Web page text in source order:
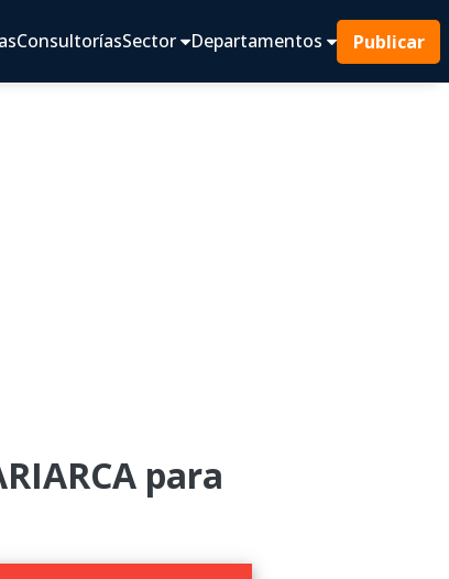
ConsultoríasSector Departamentos Publicar
para